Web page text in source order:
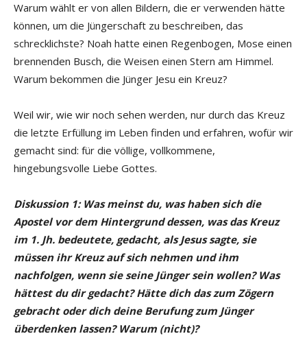
Warum wählt er von allen Bildern, die er verwenden hätte
können, um die Jüngerschaft zu beschreiben, das
schrecklichste? Noah hatte einen Regenbogen, Mose einen
brennenden Busch, die Weisen einen Stern am Himmel.
Warum bekommen die Jünger Jesu ein Kreuz?
Weil wir, wie wir noch sehen werden, nur durch das Kreuz
die letzte Erfüllung im Leben finden und erfahren, wofür wir
gemacht sind: für die völlige, vollkommene,
hingebungsvolle Liebe Gottes.
Diskussion 1: Was meinst du, was haben sich die
Apostel vor dem Hintergrund dessen, was das Kreuz
im 1. Jh. bedeutete, gedacht, als Jesus sagte, sie
müssen ihr Kreuz auf sich nehmen und ihm
nachfolgen, wenn sie seine Jünger sein wollen? Was
hättest du dir gedacht? Hätte dich das zum Zögern
gebracht oder dich deine Berufung zum Jünger
überdenken lassen? Warum (nicht)?